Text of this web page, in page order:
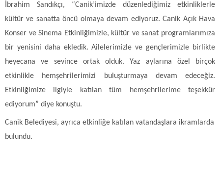
İbrahim Sandıkçı, “Canik’imizde düzenlediğimiz etkinliklerle
kültür ve sanatta öncü olmaya devam ediyoruz. Canik Açık Hava
Konser ve Sinema Etkinliğimizle, kültür ve sanat programlarımıza
bir yenisini daha ekledik. Ailelerimizle ve gençlerimizle birlikte
heyecana ve sevince ortak olduk. Yaz aylarına özel birçok
etkinlikle hemşehrilerimizi buluşturmaya devam edeceğiz.
Etkinliğimize ilgiyle katılan tüm hemşehrilerime teşekkür
ediyorum” diye konuştu.
Canik Belediyesi, ayrıca etkinliğe katılan vatandaşlara ikramlarda
bulundu.